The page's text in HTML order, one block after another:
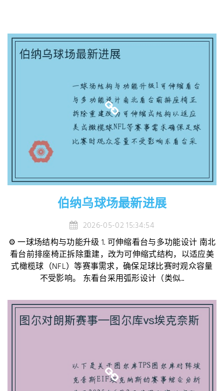
伯纳乌球场最新进展
2026-05-02 15:34:54
⚙️ 一球场结构与功能升级 1. 可伸缩看台与多功能设计 南北
看台前排座椅正拆除重建，改为可伸缩式结构，以适应美
式橄榄球（NFL）等赛事需求，确保足球比赛时观众容量
不受影响。 东看台采用弧形设计（类似...